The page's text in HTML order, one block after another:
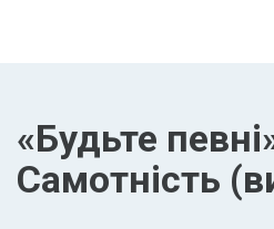
«Будьте
Самотність